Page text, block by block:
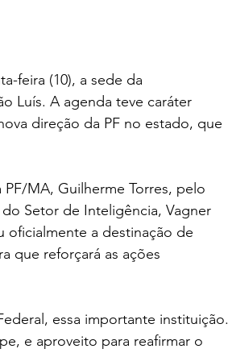
feira (10), a sede da
Luís. A agenda teve caráter
direção da PF no estado, que
MA, Guilherme Torres, pelo
Setor de Inteligência, Vagner
oficialmente a destinação de
que reforçará as ações
essa importante instituição.
e aproveito para reafirmar o